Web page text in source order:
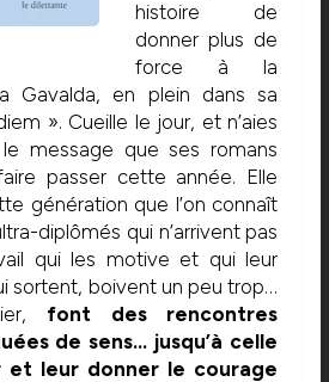
histoire de
donner plus de
force à la
Gavalda, en plein dans sa
». Cueille le jour, et n’aies
message que ses romans
passer cette année. Elle
génération que l’on connaît
diplômés qui n’arrivent pas
qui les motive et qui leur
sortent, boivent un peu trop…
font des rencontres
de sens… jusqu’à celle
et leur donner le courage